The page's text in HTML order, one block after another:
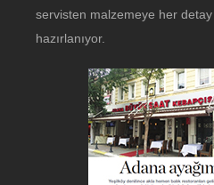
servisten malzemeye her
hazırlanıyor.